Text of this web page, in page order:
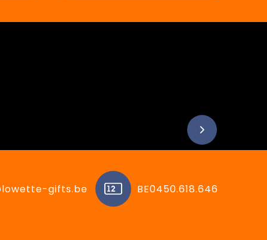
gifts.be BE0450.618.646